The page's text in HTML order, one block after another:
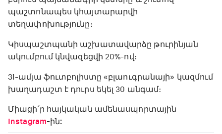
պաշտոնապես կհայտարարվի
տեղափոխությունը։
Կիսպաշտպանի աշխատավարձը թուրինյան
ակումբում կնվազեցվի 20%-ով։
31-ամյա ֆուտբոլիստը «բլաուգրանայի» կազմում
խաղադաշտ է դուրս եկել 30 անգամ։
Միացի՛ր հայկական ամենասպորտային
Instagram-ին: